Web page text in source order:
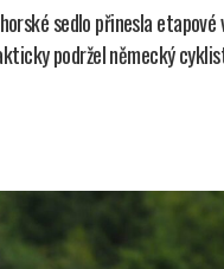
sedlo přinesla
podržel německý